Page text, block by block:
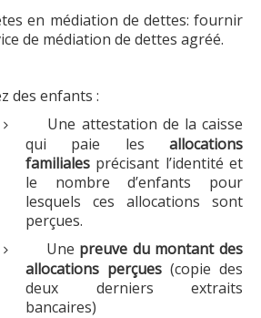
en médiation de dettes: fournir
de médiation de dettes agréé.
des enfants :
Une attestation de la caisse
qui paie les allocations
familiales précisant l’identité et
le nombre d’enfants pour
lesquels ces allocations sont
perçues.
Une preuve du montant des
allocations perçues (copie des
deux derniers extraits
bancaires)